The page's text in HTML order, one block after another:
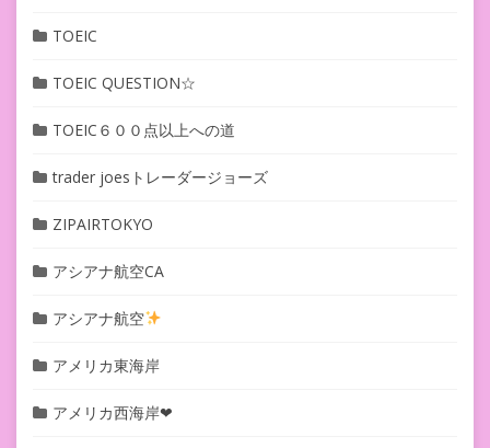
TOEIC
TOEIC QUESTION☆
TOEIC６００点以上への道
trader joesトレーダージョーズ
ZIPAIRTOKYO
アシアナ航空CA
アシアナ航空
アメリカ東海岸
アメリカ西海岸❤︎